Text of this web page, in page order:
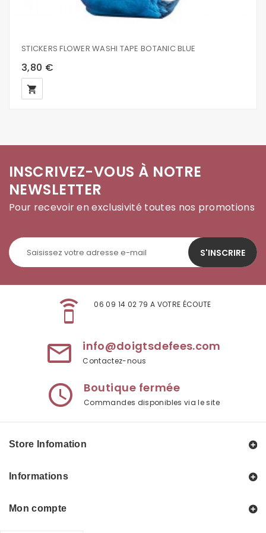
STICKERS FLOWER WASHI TAPE BOTANIC BLUE
3,80 €
local_grocery_store
INSCRIVEZ-VOUS À NOTRE
NEWSLETTER
Pour recevoir en exclusivité toutes nos promotions
S'INSCRIRE
speaker_phone 06 09 14 02 79 A VOTRE ÉCOUTE
mail_outline info@doigtsdefees.com
Contactez-nous
access_time Boutique fermée
Commandes disponibles via le site
Store Infomation
Informations
Mon compte